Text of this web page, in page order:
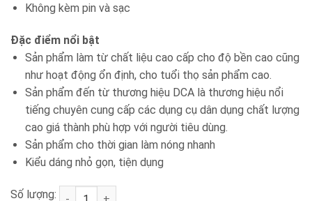
Không kèm pin và sạc
Đặc điểm nổi bật
Sản phẩm làm từ chất liệu cao cấp cho độ bền cao cũng
như hoạt động ổn định, cho tuổi thọ sản phẩm cao.
Sản phẩm đến từ thương hiệu DCA là thương hiệu nổi
tiếng chuyên cung cấp các dụng cụ dân dụng chất lượng
cao giá thành phù hợp với người tiêu dùng.
Sản phẩm cho thời gian làm nóng nhanh
Kiểu dáng nhỏ gọn, tiện dụng
Số lượng: Thân súng bơm Silicon pin 12V DCA ADPJ12Z số